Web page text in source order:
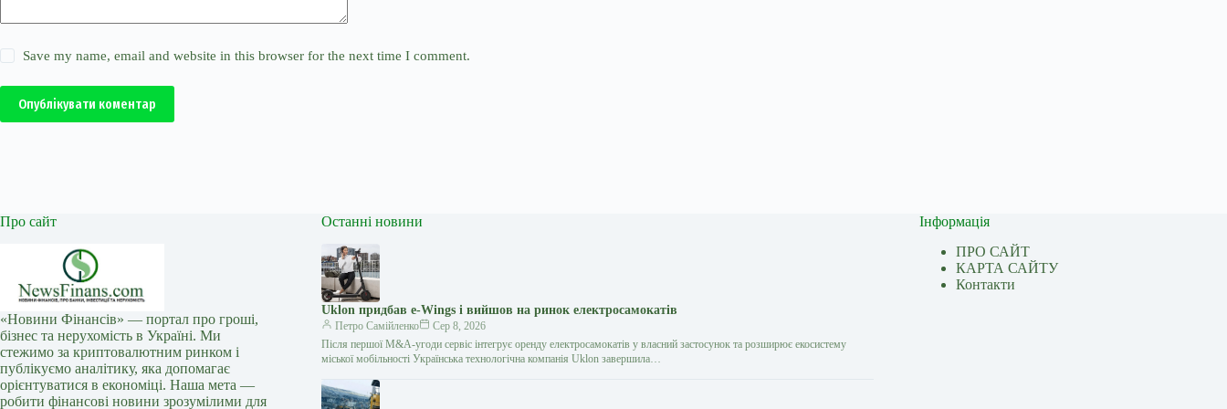
Save my name, email and website in this browser for the next time I comment.
Опублікувати коментар
Про сайт
«Новини Фінансів» — портал про гроші,
бізнес та нерухомість в Україні. Ми
стежимо за криптовалютним ринком і
публікуємо аналітику, яка допомагає
орієнтуватися в економіці. Наша мета —
робити фінансові новини зрозумілими для
Останні новини
Uklon придбав e-Wings і вийшов на ринок електросамокатів
Петро Самійленко
Сер 8, 2026
Після першої M&A-угоди сервіс інтегрує оренду електросамокатів у власний застосунок та розширює екосистему
міської мобільності Українська технологічна компанія Uklon завершила…
Інформація
ПРО САЙТ
КАРТА САЙТУ
Контакти